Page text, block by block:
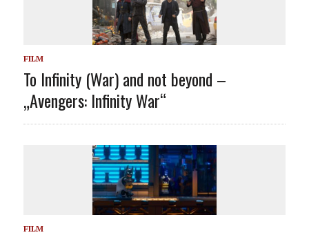
FILM
To Infinity (War) and not beyond –
„Avengers: Infinity War“
FILM